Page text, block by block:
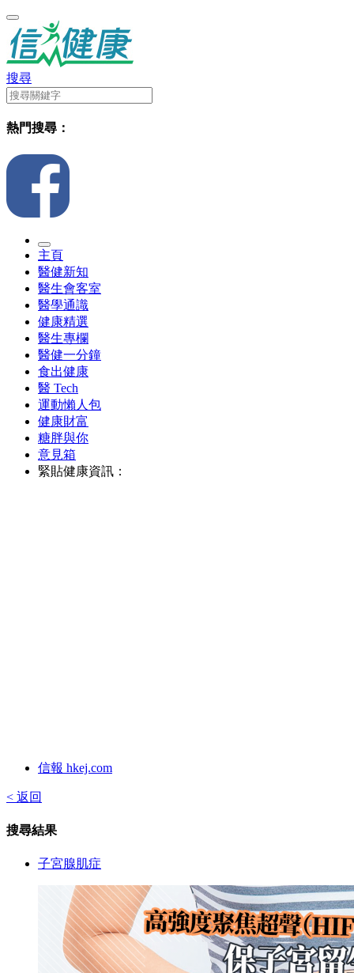
搜尋
熱門搜尋：
主頁
醫健新知
醫生會客室
醫學通識
健康精選
醫生專欄
醫健一分鐘
食出健康
醫 Tech
運動懶人包
健康財富
糖胖與你
意見箱
緊貼健康資訊：
信報 hkej.com
< 返回
搜尋結果
子宮腺肌症